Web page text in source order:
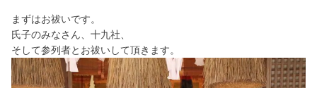
まずはお祓いです。
氏子のみなさん、十九社、
そして参列者とお祓いして頂きます。